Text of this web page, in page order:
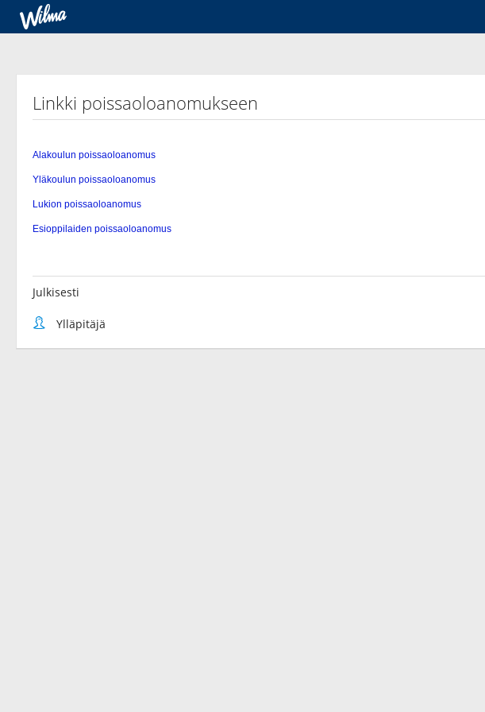
Linkki poissaoloanomukseen
Julkisesti
Ylläpitäjä